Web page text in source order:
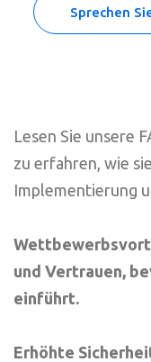
Sprechen
Lesen Sie unsere
zu erfahren, wie
Implementierung
und Vertrauen,
einführt.
Erhöhte